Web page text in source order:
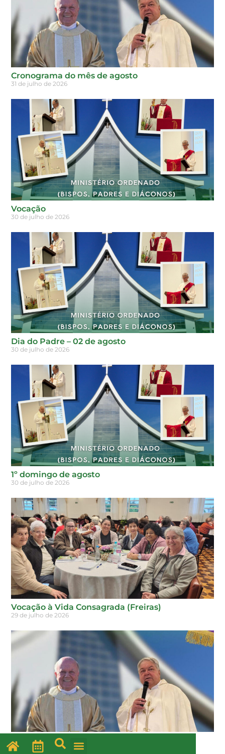
Cronograma do mês de agosto
31 de julho de 2026
Vocação
30 de julho de 2026
Dia do Padre – 02 de agosto
30 de julho de 2026
1º domingo de agosto
30 de julho de 2026
Vocação à Vida Consagrada (Freiras)
29 de julho de 2026
O PADRE DIOCESANO
29 de julho de 2026